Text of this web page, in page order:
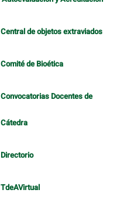
Central de objetos extraviados
Comité de Bioética
Convocatorias Docentes de
Cátedra
Directorio
TdeAVirtual